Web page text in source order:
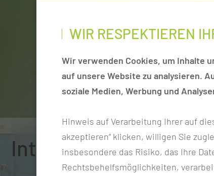
Interdisziplinäres
WIR RESPEKTIEREN
Wir verwenden Cookies, um Inhalte
auf unsere Website zu analysieren.
soziale Medien, Werbung und
Hinweis auf Verarbeitung Ihrer auf
akzeptieren“ klicken, willigen Sie
insbesondere das Risiko, das Ihre
Rechtsbehelfsmöglichkeiten,